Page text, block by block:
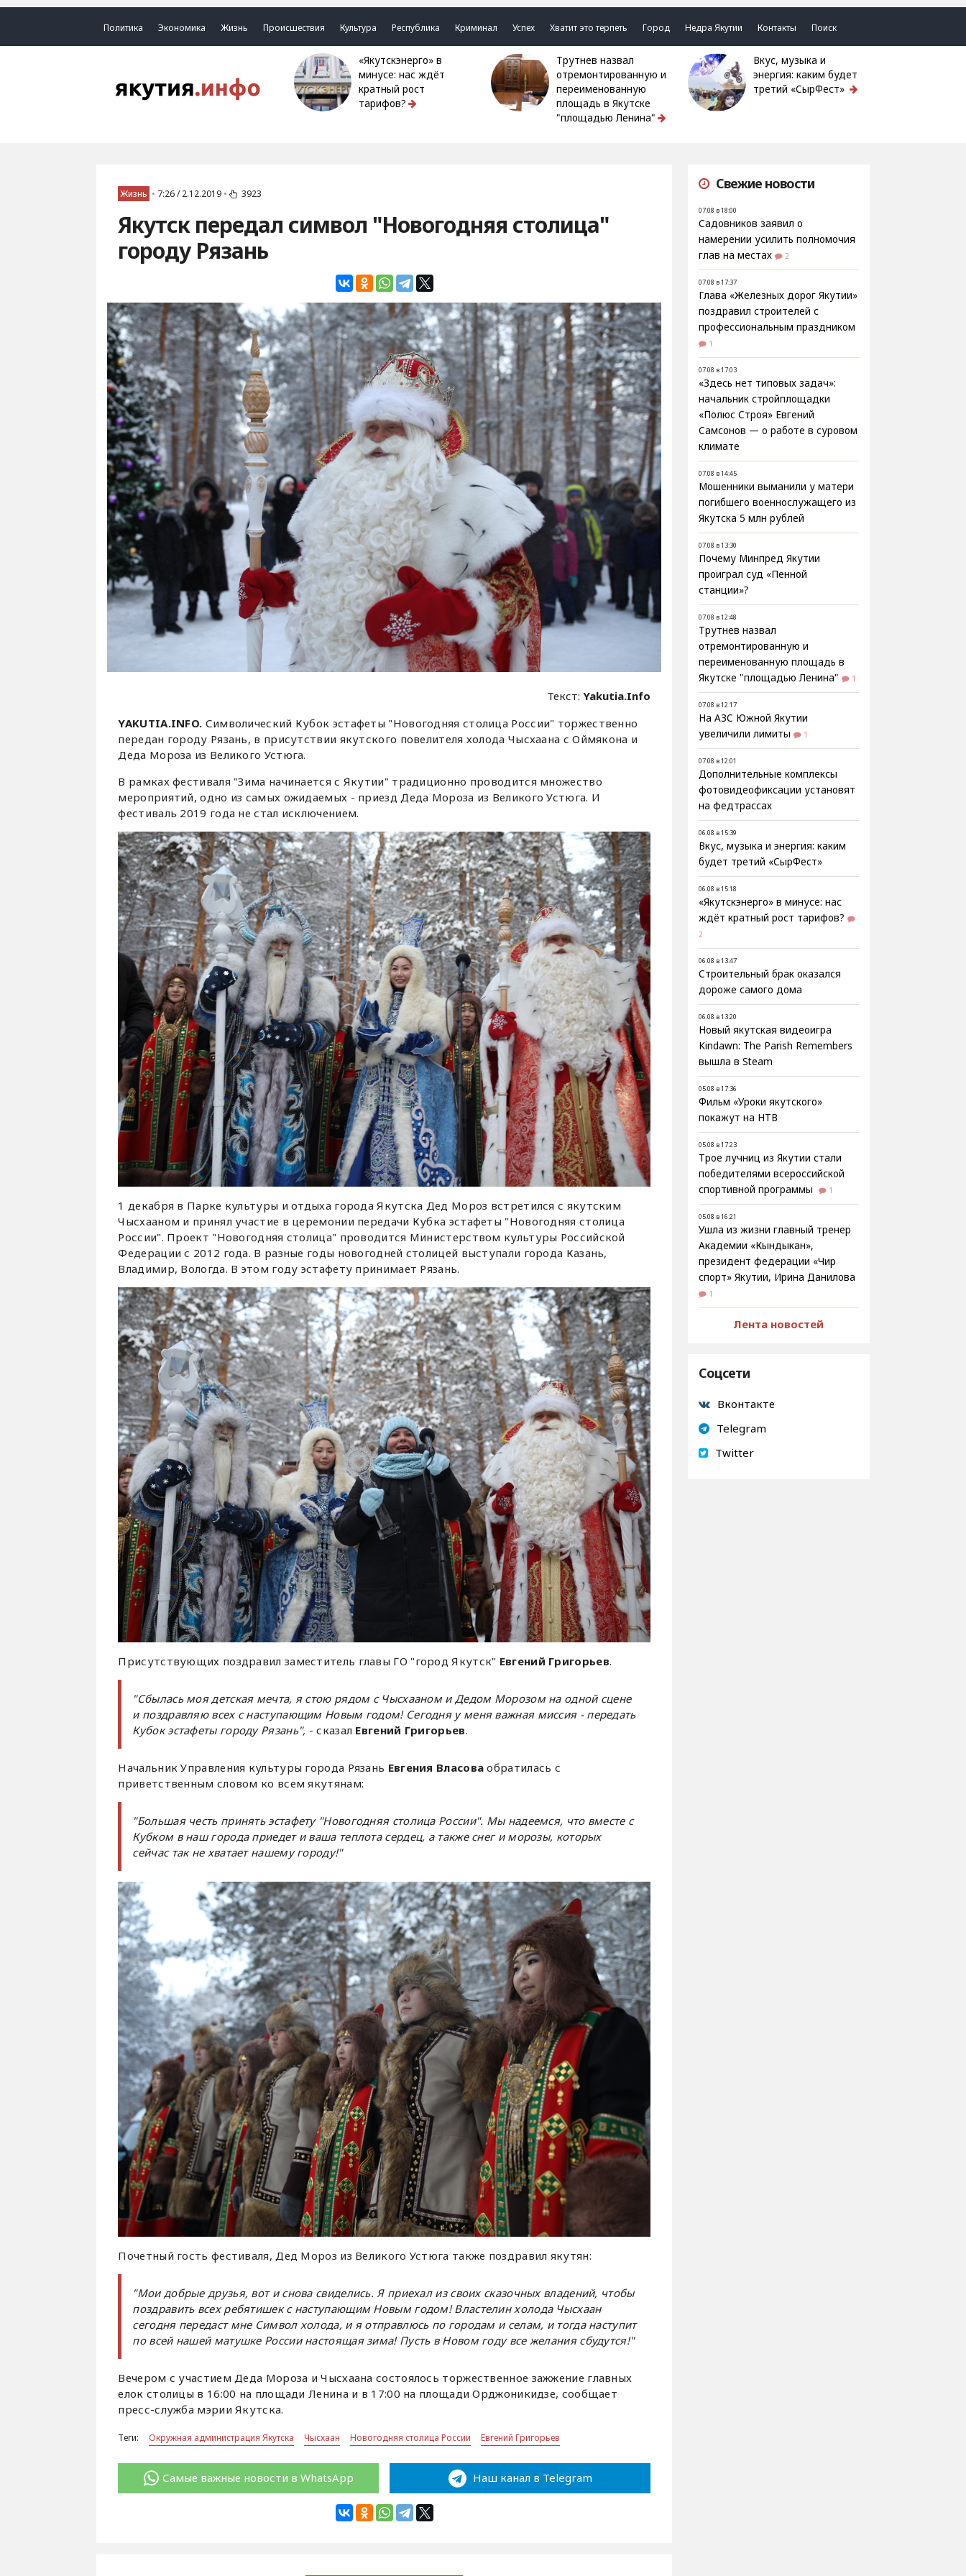
Политика Экономика Жизнь Происшествия Культура Республика Криминал Успех Хватит это терпеть Город Недра Якутии Контакты Поиск
«Якутскэнерго» в
минусе: нас ждёт
кратный рост
тарифов?
Трутнев назвал
отремонтированную и
переименованную
площадь в Якутске
"площадью Ленина"
Вкус, музыка и
энергия: каким будет
третий «СырФест»
Жизнь • 7:26 / 2.12.2019 • 3923
Якутск передал символ "Новогодняя столица"
городу Рязань
Текст:Yakutia.Info
YAKUTIA.INFO. Символический Кубок эстафеты "Новогодняя столица России" торжественно
передан городу Рязань, в присутствии якутского повелителя холода Чысхаана с Оймякона и
Деда Мороза из Великого Устюга.
В рамках фестиваля "Зима начинается с Якутии" традиционно проводится множество
мероприятий, одно из самых ожидаемых - приезд Деда Мороза из Великого Устюга. И
фестиваль 2019 года не стал исключением.
1 декабря в Парке культуры и отдыха города Якутска Дед Мороз встретился с якутским
Чысхааном и принял участие в церемонии передачи Кубка эстафеты "Новогодняя столица
России". Проект "Новогодняя столица" проводится Министерством культуры Российской
Федерации с 2012 года. В разные годы новогодней столицей выступали города Казань,
Владимир, Вологда. В этом году эстафету принимает Рязань.
Присутствующих поздравил заместитель главы ГО "город Якутск" Евгений Григорьев.
"Сбылась моя детская мечта, я стою рядом с Чысхааном и Дедом Морозом на одной сцене
и поздравляю всех с наступающим Новым годом! Сегодня у меня важная миссия - передать
Кубок эстафеты городу Рязань", - сказал Евгений Григорьев.
Начальник Управления культуры города Рязань Евгения Власова обратилась с
приветственным словом ко всем якутянам:
"Большая честь принять эстафету "Новогодняя столица России". Мы надеемся, что вместе с
Кубком в наш города приедет и ваша теплота сердец, а также снег и морозы, которых
сейчас так не хватает нашему городу!"
Почетный гость фестиваля, Дед Мороз из Великого Устюга также поздравил якутян:
"Мои добрые друзья, вот и снова свиделись. Я приехал из своих сказочных владений, чтобы
поздравить всех ребятишек с наступающим Новым годом! Властелин холода Чысхаан
сегодня передаст мне Символ холода, и я отправлюсь по городам и селам, и тогда наступит
по всей нашей матушке России настоящая зима! Пусть в Новом году все желания сбудутся!"
Вечером с участием Деда Мороза и Чысхаана состоялось торжественное зажжение главных
елок столицы в 16:00 на площади Ленина и в 17:00 на площади Орджоникидзе, сообщает
пресс-служба мэрии Якутска.
Теги: Окружная администрация Якутска Чысхаан Новогодняя столица России Евгений Григорьев
Самые важные новости в WhatsApp Наш канал в Telegram
Свежие новости
07.08 в 18:00
Садовников заявил о
намерении усилить полномочия
глав на местах
2
07.08 в 17:37
Глава «Железных дорог Якутии»
поздравил строителей с
профессиональным праздником
1
07.08 в 17:03
«Здесь нет типовых задач»:
начальник стройплощадки
«Полюс Строя» Евгений
Самсонов — о работе в суровом
климате
07.08 в 14:45
Мошенники выманили у матери
погибшего военнослужащего из
Якутска 5 млн рублей
07.08 в 13:30
Почему Минпред Якутии
проиграл суд «Пенной
станции»?
07.08 в 12:48
Трутнев назвал
отремонтированную и
переименованную площадь в
Якутске "площадью Ленина"
1
07.08 в 12:17
На АЗС Южной Якутии
увеличили лимиты
1
07.08 в 12:01
Дополнительные комплексы
фотовидеофиксации установят
на федтрассах
06.08 в 15:39
Вкус, музыка и энергия: каким
будет третий «СырФест»
06.08 в 15:18
«Якутскэнерго» в минусе: нас
ждёт кратный рост тарифов?
2
06.08 в 13:47
Строительный брак оказался
дороже самого дома
06.08 в 13:20
Новый якутская видеоигра
Kindawn: The Parish Remembers
вышла в Steam
05.08 в 17:36
Фильм «Уроки якутского»
покажут на НТВ
05.08 в 17:23
Трое лучниц из Якутии стали
победителями всероссийской
спортивной программы
1
05.08 в 16:21
Ушла из жизни главный тренер
Академии «Кындыкан»,
президент федерации «Чир
спорт» Якутии, Ирина Данилова
1
Лента новостей
Соцсети
Вконтакте
Telegram
Twitter